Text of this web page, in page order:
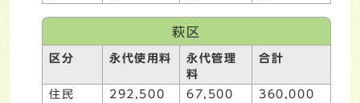
萩区
区分 永代使用料
永代管理
料
合計
住民
292,500
67,500
360,000